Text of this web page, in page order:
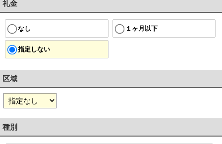
礼金
なし １ヶ月以下
指定しない
区域
種別